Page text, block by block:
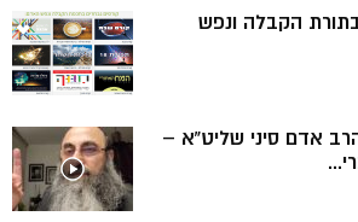
בתורת הקבלה ונפש
אדם סיני שליט”א –